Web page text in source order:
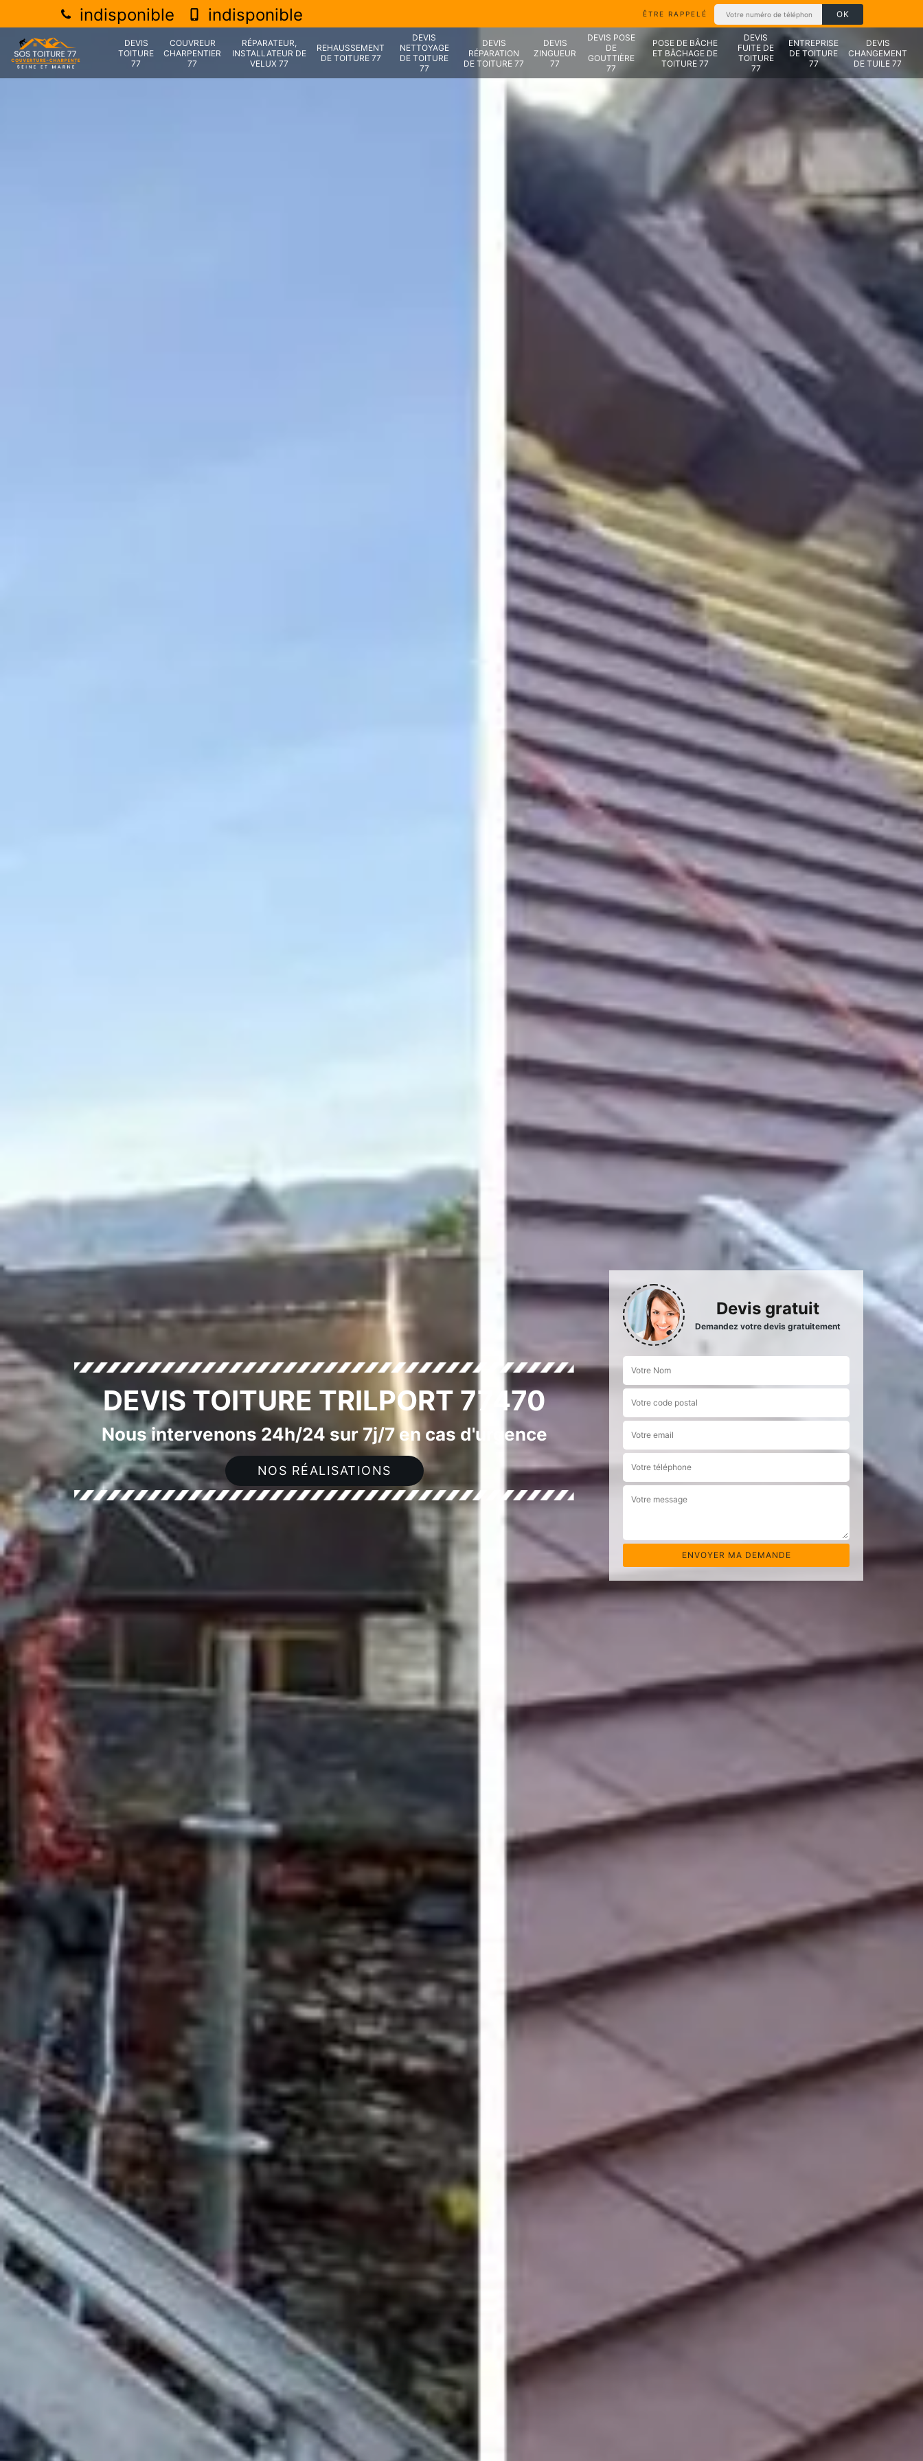
indisponible indisponible ÊTRE RAPPELÉ
DEVIS
TOITURE
77
COUVREUR
CHARPENTIER
77
RÉPARATEUR,
INSTALLATEUR DE
VELUX 77
REHAUSSEMENT
DE TOITURE 77
DEVIS
NETTOYAGE
DE TOITURE
77
DEVIS
RÉPARATION
DE TOITURE 77
DEVIS
ZINGUEUR
77
DEVIS POSE
DE
GOUTTIÈRE
77
POSE DE BÂCHE
ET BÂCHAGE DE
TOITURE 77
DEVIS
FUITE DE
TOITURE
77
ENTREPRISE
DE TOITURE
77
DEVIS
CHANGEMENT
DE TUILE 77
DEVIS TOITURE TRILPORT 77470
Nous intervenons 24h/24 sur 7j/7 en cas d'urgence
NOS RÉALISATIONS
Devis gratuit
Demandez votre devis gratuitement